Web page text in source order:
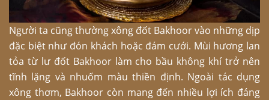
Người ta cũng thường xông đốt Bakhoor vào những dịp
đặc biệt như đón khách hoặc đám cưới. Mùi hương lan
tỏa từ lư đốt Bakhoor làm cho bầu không khí trở nên
tĩnh lặng và nhuốm màu thiền định. Ngoài tác dụng
xông thơm, Bakhoor còn mang đến nhiều lợi ích đáng